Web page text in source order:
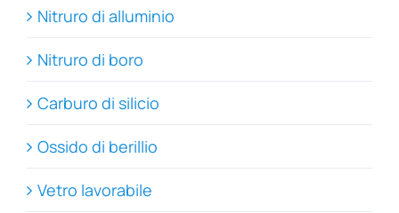
Nitruro di alluminio
Nitruro di boro
Carburo di silicio
Ossido di berillio
Vetro lavorabile